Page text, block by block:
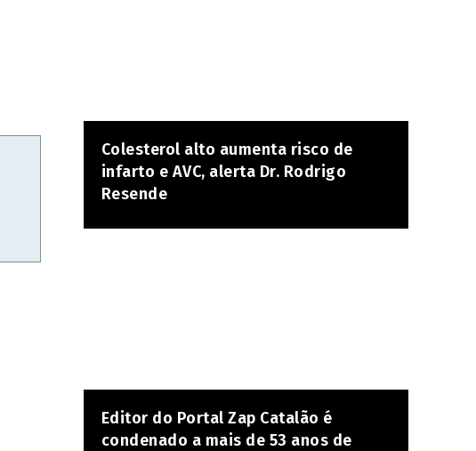
Colesterol alto aumenta risco de
infarto e AVC, alerta Dr. Rodrigo
Resende
Editor do Portal Zap Catalão é
condenado a mais de 53 anos de